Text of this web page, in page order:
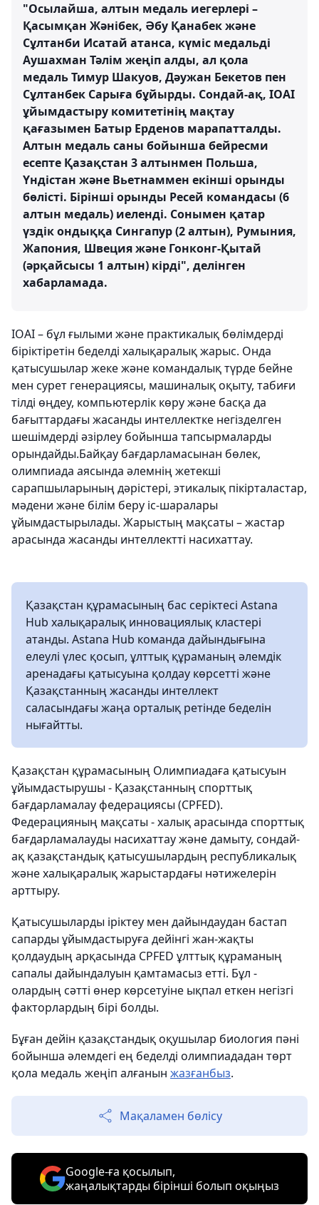
"Осылайша, алтын медаль иегерлері –
Қасымқан Жәнібек, Әбу Қанабек және
Сұлтанби Исатай атанса, күміс медальді
Аушахман Тәлім жеңіп алды, ал қола
медаль Тимур Шакуов, Дәужан Бекетов пен
Сұлтанбек Сарыға бұйырды. Сондай-ақ, IOAI
ұйымдастыру комитетінің мақтау
қағазымен Батыр Ерденов марапатталды.
Алтын медаль саны бойынша бейресми
есепте Қазақстан 3 алтынмен Польша,
Үндістан және Вьетнаммен екінші орынды
бөлісті. Бірінші орынды Ресей командасы (6
алтын медаль) иеленді. Сонымен қатар
үздік ондыққа Сингапур (2 алтын), Румыния,
Жапония, Швеция және Гонконг-Қытай
(әрқайсысы 1 алтын) кірді", делінген
хабарламада.
IOAI – бұл ғылыми және практикалық бөлімдерді
біріктіретін беделді халықаралық жарыс. Онда
қатысушылар жеке және командалық түрде бейне
мен сурет генерациясы, машиналық оқыту, табиғи
тілді өңдеу, компьютерлік көру және басқа да
бағыттардағы жасанды интеллектке негізделген
шешімдерді әзірлеу бойынша тапсырмаларды
орындайды.Байқау бағдарламасынан бөлек,
олимпиада аясында әлемнің жетекші
сарапшыларының дәрістері, этикалық пікірталастар,
мәдени және білім беру іс-шаралары
ұйымдастырылады. Жарыстың мақсаты – жастар
арасында жасанды интеллектті насихаттау.
Қазақстан құрамасының бас серіктесі Astana
Hub халықаралық инновациялық кластері
атанды. Astana Hub команда дайындығына
елеулі үлес қосып, ұлттық құраманың әлемдік
аренадағы қатысуына қолдау көрсетті және
Қазақстанның жасанды интеллект
саласындағы жаңа орталық ретінде беделін
нығайтты.
Қазақстан құрамасының Олимпиадаға қатысуын
ұйымдастырушы - Қазақстанның спорттық
бағдарламалау федерациясы (CPFED).
Федерацияның мақсаты - халық арасында спорттық
бағдарламалауды насихаттау және дамыту, сондай-
ақ қазақстандық қатысушылардың республикалық
және халықаралық жарыстардағы нәтижелерін
арттыру.
Қатысушыларды іріктеу мен дайындаудан бастап
сапарды ұйымдастыруға дейінгі жан-жақты
қолдаудың арқасында CPFED ұлттық құраманың
сапалы дайындалуын қамтамасыз етті. Бұл -
олардың сәтті өнер көрсетуіне ықпал еткен негізгі
факторлардың бірі болды.
Бұған дейін қазақстандық оқушылар биология пәні
бойынша әлемдегі ең беделді олимпиададан төрт
қола медаль жеңіп алғанын жазғанбыз.
Мақаламен бөлісу
Google-ға қосылып,
жаңалықтарды бірінші болып оқыңыз